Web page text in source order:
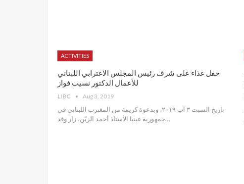
ACTIVITIES
حفل غذاء على شرف رئيس المجلس الاغترابي اللبناني
للأعمال الدكتور نسيب فواز
LIBC Aug 3, 2019
تاريخ السبت ٣ آب ٢٠١٩، وبدعوة كريمة من المغترب اللبناني في
جمهورية غينيا الأستاذ أحمد الزيّن، زار وفد…